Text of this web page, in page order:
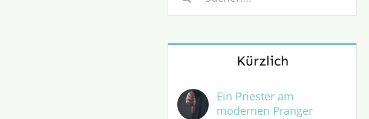
nach:
Kürzlich
Ein Priester am
modernen Pranger